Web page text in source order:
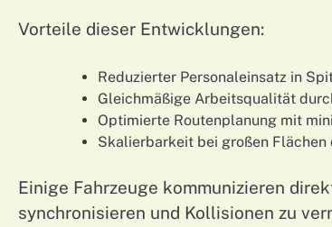
Vorteile dieser Entwicklungen:
Reduzierter Personaleinsatz in
Gleichmäßige Arbeitsqualität
Optimierte Routenplanung mit
Skalierbarkeit bei großen
Einige Fahrzeuge kommunizieren
synchronisieren und Kollisionen zu